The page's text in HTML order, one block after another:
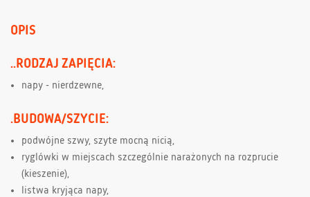
OPIS
..RODZAJ ZAPIĘCIA:
napy - nierdzewne,
.BUDOWA/SZYCIE:
podwójne szwy, szyte mocną nicią,
ryglówki w miejscach szczególnie narażonych na rozprucie
(kieszenie),
listwa kryjąca napy,